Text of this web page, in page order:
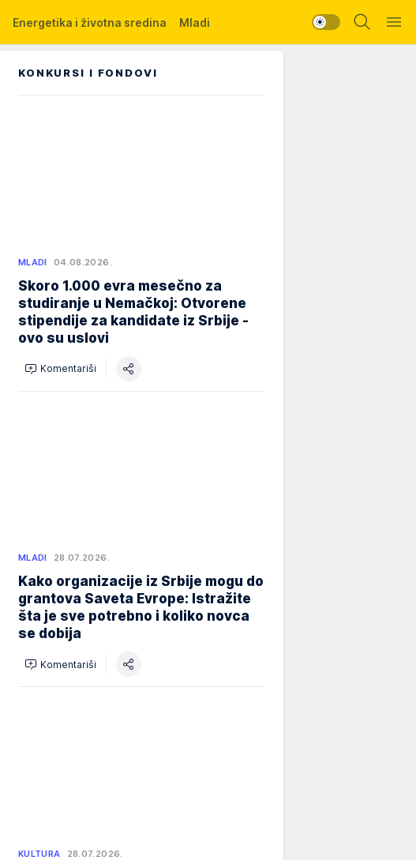
Energetika i životna sredina Mladi
KONKURSI I FONDOVI
MLADI 04.08.2026.
Skoro 1.000 evra mesečno za
studiranje u Nemačkoj: Otvorene
stipendije za kandidate iz Srbije -
ovo su uslovi
Komentariši
MLADI 28.07.2026.
Kako organizacije iz Srbije mogu do
grantova Saveta Evrope: Istražite
šta je sve potrebno i koliko novca
se dobija
Komentariši
KULTURA 28.07.2026.